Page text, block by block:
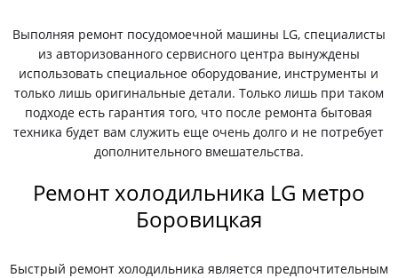
Выполняя ремонт посудомоечной машины LG, специалисты
из авторизованного сервисного центра вынуждены
использовать специальное оборудование, инструменты и
только лишь оригинальные детали. Только лишь при таком
подходе есть гарантия того, что после ремонта бытовая
техника будет вам служить еще очень долго и не потребует
дополнительного вмешательства.
Ремонт холодильника LG метро
Боровицкая
Быстрый ремонт холодильника является предпочтительным